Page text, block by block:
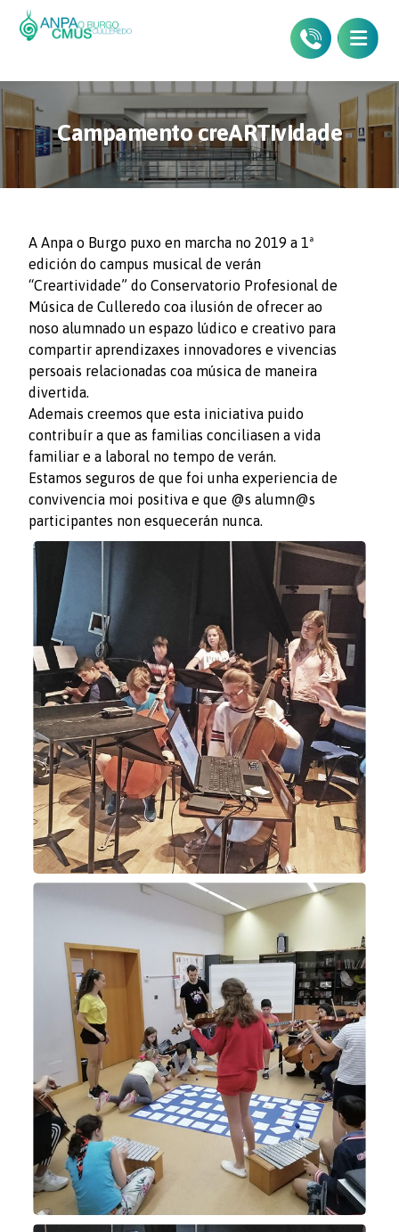
Campamento creARTividade
A Anpa o Burgo puxo en marcha no 2019 a 1ª
edición do campus musical de verán
“Creartividade” do Conservatorio Profesional de
Música de Culleredo coa ilusión de ofrecer ao
noso alumnado un espazo lúdico e creativo para
compartir aprendizaxes innovadores e vivencias
persoais relacionadas coa música de maneira
divertida.
Ademais creemos que esta iniciativa puido
contribuír a que as familias conciliasen a vida
familiar e a laboral no tempo de verán.
Estamos seguros de que foi unha experiencia de
convivencia moi positiva e que @s alumn@s
participantes non esquecerán nunca.